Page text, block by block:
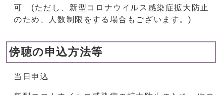
可 (ただし、新型コロナウイルス感染症拡大防止
のため、人数制限をする場合もございます。)
傍聴の申込方法等
当日申込